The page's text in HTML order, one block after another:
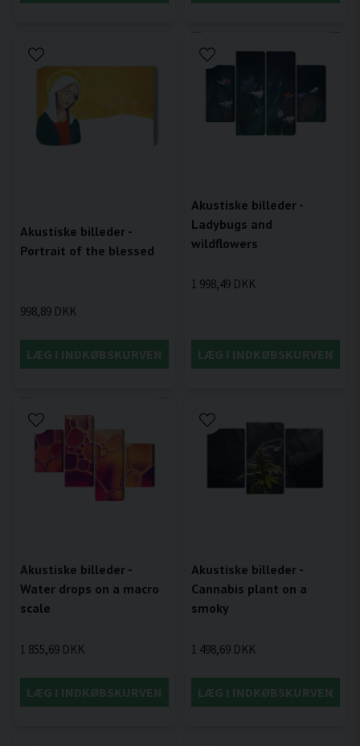
Akustiske billeder -
Portrait of the blessed
998,89 DKK
LÆG I INDKØBSKURVEN
Akustiske billeder -
Ladybugs and
wildflowers
1 998,49 DKK
LÆG I INDKØBSKURVEN
Akustiske billeder -
Water drops on a macro
scale
1 855,69 DKK
LÆG I INDKØBSKURVEN
Akustiske billeder -
Cannabis plant on a
smoky
1 498,69 DKK
LÆG I INDKØBSKURVEN